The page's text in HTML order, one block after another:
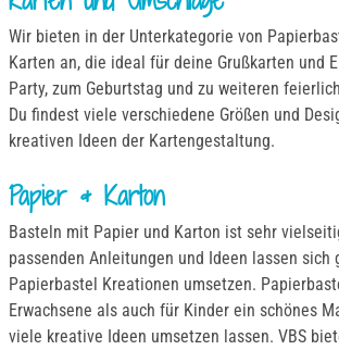
Wir bieten in der Unterkategorie von
Karten an, die ideal für deine Grußkarten und
Party, zum Geburtstag und zu weiteren
Du findest viele verschiedene Größen und
kreativen Ideen der Kartengestaltung.
Papier & Karton
Basteln mit Papier und Karton ist sehr
passenden Anleitungen und Ideen lassen sich
Papierbastel Kreationen umsetzen.
Erwachsene als auch für Kinder ein schönes
viele kreative Ideen umsetzen lassen. VBS